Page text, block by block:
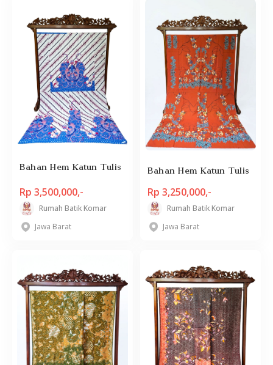
Bahan Hem Katun Tulis
Rp 3,500,000,-
Rumah Batik Komar
Jawa Barat
Bahan Hem Katun Tulis
Rp 3,250,000,-
Rumah Batik Komar
Jawa Barat